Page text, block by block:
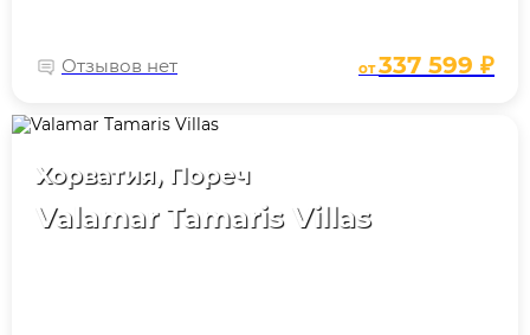
Отзывов нет от337 599 ₽
Хорватия, Пореч
Valamar Tamaris Villas